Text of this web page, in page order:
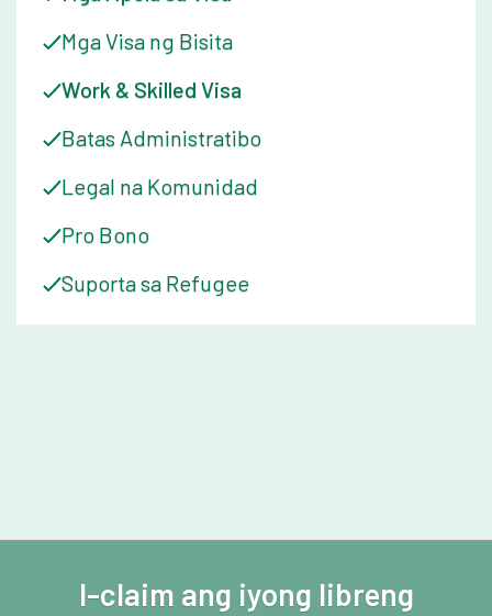
Mga Visa ng Bisita
Work & Skilled Visa
Batas Administratibo
Legal na Komunidad
Pro Bono
Suporta sa Refugee
I-claim ang iyong libreng